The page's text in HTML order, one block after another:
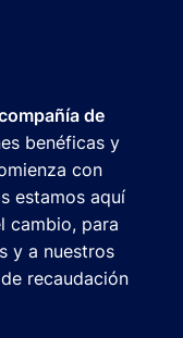
de
benéficas y
con
estamos aquí
cambio, para
y a nuestros
recaudación